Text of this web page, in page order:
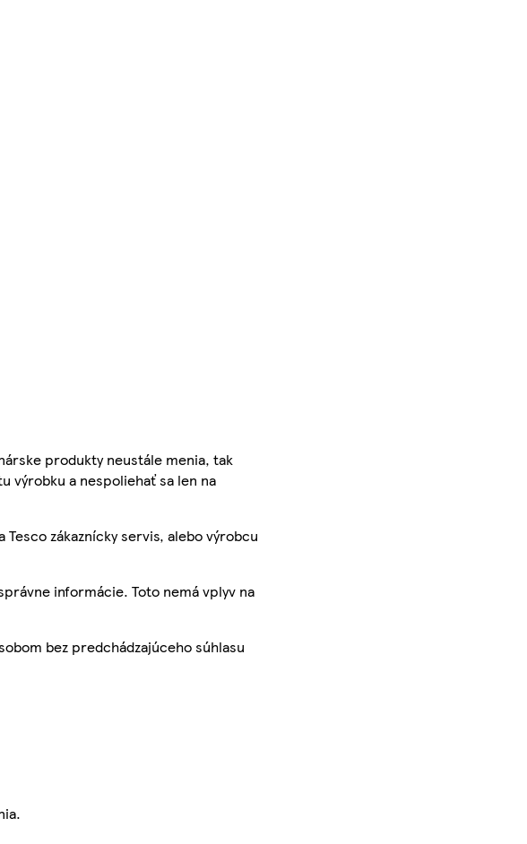
produkty neustále menia, tak
výrobku a nespoliehať sa len na
zákaznícky servis, alebo výrobcu
informácie. Toto nemá vplyv na
bez predchádzajúceho súhlasu